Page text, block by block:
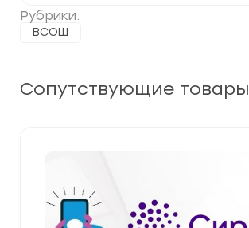
Рубрики:
ВСОШ
Сопутствующие товары